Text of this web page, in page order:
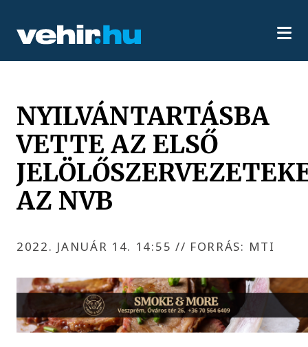
NYILVÁNTARTÁSBA
VETTE AZ ELSŐ
AZ NVB
2022. JANUÁR 14. 14:55 // FORRÁS: MTI